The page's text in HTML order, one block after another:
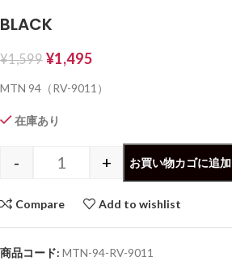
BLACK
¥1,599 ¥1,495
MTN 94（RV-9011）
在庫あり
- + お買い物カゴに追加
Compare Add to wishlist
商品コード: MTN-94-RV-9011